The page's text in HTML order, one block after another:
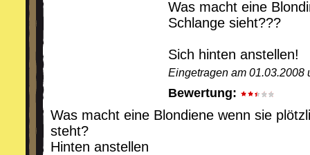
Was macht eine
Schlange sieht???
Sich hinten anstellen!
Eingetragen am 01.03.2008
Bewertung:
Was macht eine Blondiene wenn sie
steht?
Hinten anstellen